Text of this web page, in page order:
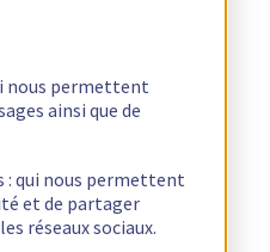
nous permettent
ainsi que de
: qui nous permettent
et de partager
réseaux sociaux.